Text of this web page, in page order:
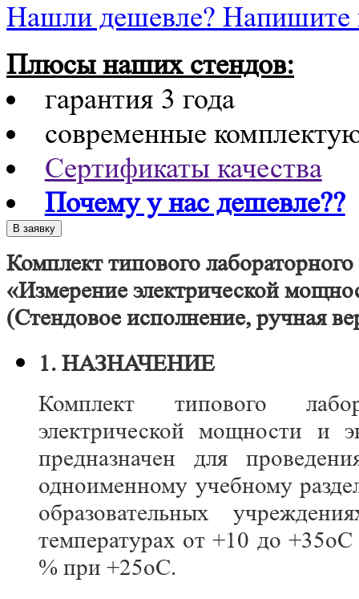
Нашли дешевле?
Плюсы наших стендов:
гарантия 3 года
современные
Сертификаты качества
Почему у нас дешевле??
Комплект типового
«Измерение электрической
(Стендовое исполнение, ручная
1. НАЗНАЧЕНИЕ
Комплект типового
электрической мощности и
предназначен для
одноименному учебному
образовательных
температурах от +10 до
% при +25оС.